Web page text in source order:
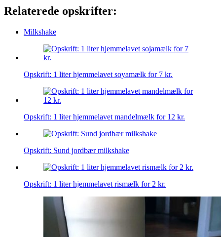
Relaterede opskrifter:
Milkshake
Opskrift: 1 liter hjemmelavet soyamælk for 7 kr.
Opskrift: 1 liter hjemmelavet mandelmælk for 12 kr.
Opskrift: Sund jordbær milkshake
Opskrift: 1 liter hjemmelavet rismælk for 2 kr.